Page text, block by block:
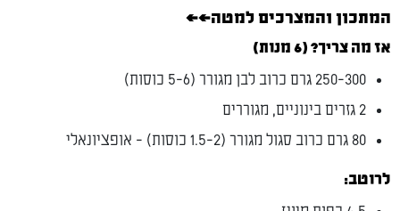
והמצרכים למטה>>
(6 מנות)
מגורר (5-6 כוסות)